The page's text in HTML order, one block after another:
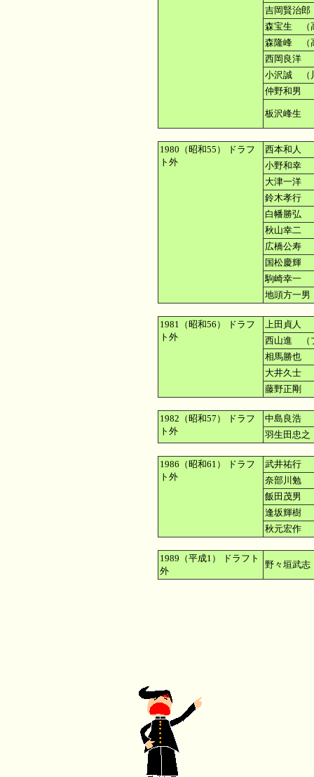
吉岡賢治
森宝生 （
森隆峰 （
西岡良洋
小沢誠 （
仲野和男
板沢峰生
1980（昭和55） ドラフ
ト外
西本和人
小野和幸
大津一洋
鈴木孝行
白幡勝弘
秋山幸二
広橋公寿
国松慶輝
駒崎幸一
地頭方一
1981（昭和56） ドラフ
ト外
上田貞人
西山進 （
相馬勝也
大井久士
藤野正剛
1982（昭和57） ドラフ
ト外
中島良浩
羽生田忠
1986（昭和61） ドラフ
ト外
武井祐行
奈部川勉
飯田茂男
逢坂輝樹
秋元宏作
1989（平成1） ドラフト
外
野々垣武